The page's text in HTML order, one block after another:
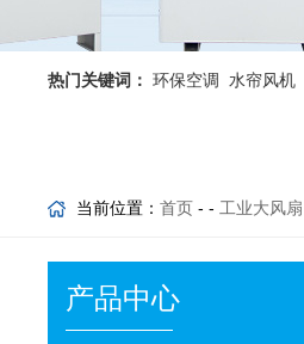
热门关键词： 环保空调 水帘风机
当前位置： 首页 - - 工业大风扇
产品中心